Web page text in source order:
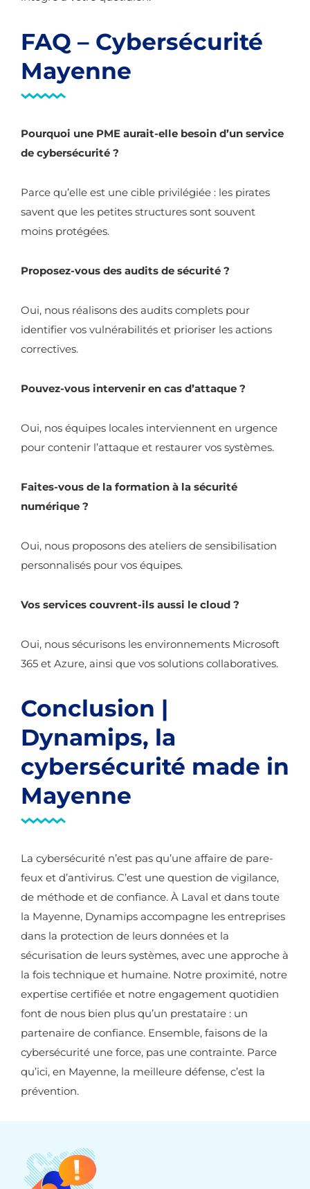
FAQ – Cybersécurité
Mayenne
Pourquoi une PME aurait-elle besoin d’un service
de cybersécurité ?
Parce qu’elle est une cible privilégiée : les pirates
savent que les petites structures sont souvent
moins protégées.
Proposez-vous des audits de sécurité ?
Oui, nous réalisons des audits complets pour
identifier vos vulnérabilités et prioriser les actions
correctives.
Pouvez-vous intervenir en cas d’attaque ?
Oui, nos équipes locales interviennent en urgence
pour contenir l’attaque et restaurer vos systèmes.
Faites-vous de la formation à la sécurité
numérique ?
Oui, nous proposons des ateliers de sensibilisation
personnalisés pour vos équipes.
Vos services couvrent-ils aussi le cloud ?
Oui, nous sécurisons les environnements Microsoft
365 et Azure, ainsi que vos solutions collaboratives.
Conclusion |
Dynamips, la
cybersécurité made in
Mayenne
La cybersécurité n’est pas qu’une affaire de pare-
feux et d’antivirus. C’est une question de vigilance,
de méthode et de confiance. À Laval et dans toute
la Mayenne, Dynamips accompagne les entreprises
dans la protection de leurs données et la
sécurisation de leurs systèmes, avec une approche à
la fois technique et humaine. Notre proximité, notre
expertise certifiée et notre engagement quotidien
font de nous bien plus qu’un prestataire : un
partenaire de confiance. Ensemble, faisons de la
cybersécurité une force, pas une contrainte. Parce
qu’ici, en Mayenne, la meilleure défense, c’est la
prévention.